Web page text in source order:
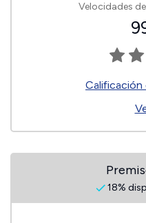
Velocidades
Calificación
18%